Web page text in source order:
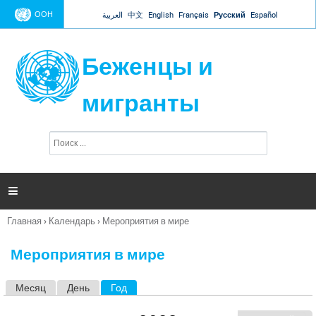
Jump to navigation
ООН العربية 中文 English Français Русский Español
Беженцы и
мигранты
п
и

Вы
Главная › Календарь › Мероприятия в мире
Мероприятия в мире
Месяц День Год